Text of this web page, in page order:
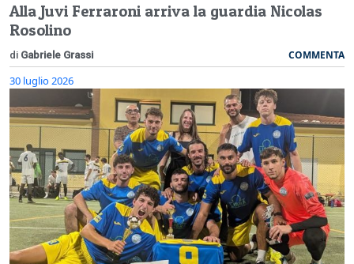
Alla Juvi Ferraroni arriva la guardia Nicolas
Rosolino
di Gabriele Grassi COMMENTA
30 luglio 2026